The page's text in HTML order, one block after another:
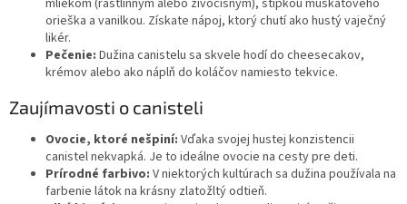
mliekom (rastlinným alebo živočíšnym), štipkou muškátového
orieška a vanilkou. Získate nápoj, ktorý chutí ako hustý vaječný
likér.
Pečenie: Dužina canistelu sa skvele hodí do cheesecakov,
krémov alebo ako náplň do koláčov namiesto tekvice.
Zaujímavosti o canisteli
Ovocie, ktoré nešpiní: Vďaka svojej hustej konzistencii
canistel nekvapká. Je to ideálne ovocie na cesty pre deti.
Prírodné farbivo: V niektorých kultúrach sa dužina používala na
farbenie látok na krásny zlatožltý odtieň.